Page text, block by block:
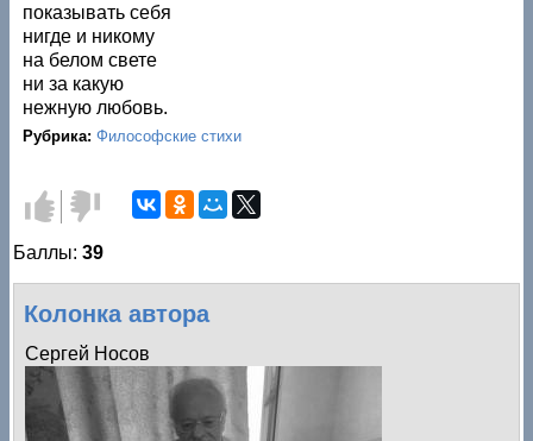
показывать себя
нигде и никому
на белом свете
ни за какую
нежную любовь.
Рубрика:Философские стихи
Голос
за!
Голос
против!
Баллы:39
Колонка автора
Сергей Носов